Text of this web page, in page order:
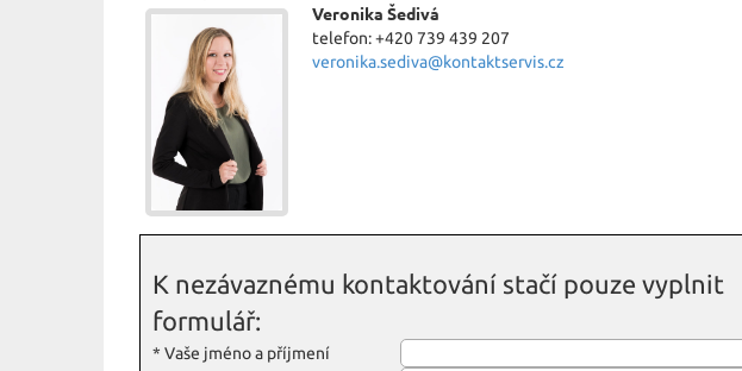
Veronika Šedivá
telefon: +420 739 439 207
veronika.sediva@kontaktservis.cz
K nezávaznému kontaktování stačí pouze vyplnit
formulář:
* Vaše jméno a příjmení